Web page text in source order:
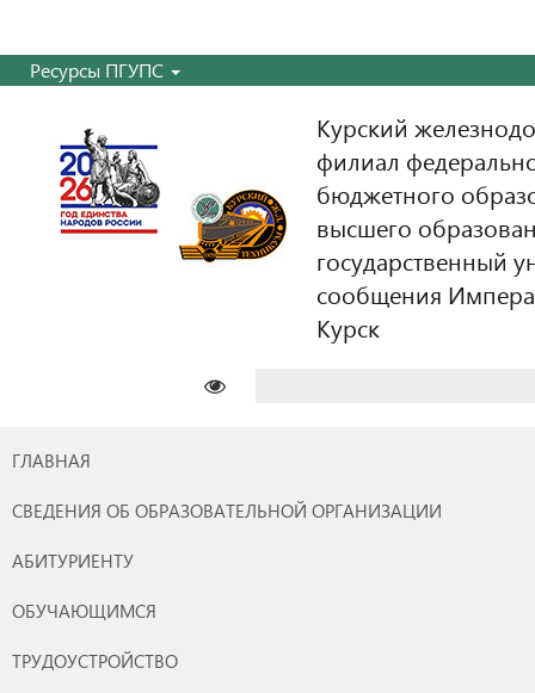
Ресурсы ПГУПС
Курский
филиал
бюджетного
высшего
государственный
сообщения
Курск
ГЛАВНАЯ
СВЕДЕНИЯ ОБ ОБРАЗОВАТЕЛЬНОЙ ОРГАНИЗАЦИИ
АБИТУРИЕНТУ
ОБУЧАЮЩИМСЯ
ТРУДОУСТРОЙСТВО